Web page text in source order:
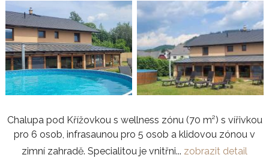
Chalupa pod Křížovkou s wellness zónu (70 m²) s vířivkou
pro 6 osob, infrasaunou pro 5 osob a klidovou zónou v
zimní zahradě. Specialitou je vnitřni... zobrazit detail